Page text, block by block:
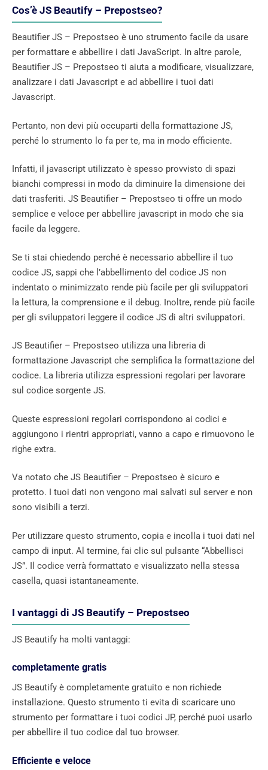
Cos’è JS Beautify – Prepostseo?
Beautifier JS – Prepostseo è uno strumento facile da usare
per formattare e abbellire i dati JavaScript. In altre parole,
Beautifier JS – Prepostseo ti aiuta a modificare, visualizzare,
analizzare i dati Javascript e ad abbellire i tuoi dati
Javascript.
Pertanto, non devi più occuparti della formattazione JS,
perché lo strumento lo fa per te, ma in modo efficiente.
Infatti, il javascript utilizzato è spesso provvisto di spazi
bianchi compressi in modo da diminuire la dimensione dei
dati trasferiti. JS Beautifier – Prepostseo ti offre un modo
semplice e veloce per abbellire javascript in modo che sia
facile da leggere.
Se ti stai chiedendo perché è necessario abbellire il tuo
codice JS, sappi che l’abbellimento del codice JS non
indentato o minimizzato rende più facile per gli sviluppatori
la lettura, la comprensione e il debug. Inoltre, rende più facile
per gli sviluppatori leggere il codice JS di altri sviluppatori.
JS Beautifier – Prepostseo utilizza una libreria di
formattazione Javascript che semplifica la formattazione del
codice. La libreria utilizza espressioni regolari per lavorare
sul codice sorgente JS.
Queste espressioni regolari corrispondono ai codici e
aggiungono i rientri appropriati, vanno a capo e rimuovono le
righe extra.
Va notato che JS Beautifier – Prepostseo è sicuro e
protetto. I tuoi dati non vengono mai salvati sul server e non
sono visibili a terzi.
Per utilizzare questo strumento, copia e incolla i tuoi dati nel
campo di input. Al termine, fai clic sul pulsante “Abbellisci
JS”. Il codice verrà formattato e visualizzato nella stessa
casella, quasi istantaneamente.
I vantaggi di JS Beautify – Prepostseo
JS Beautify ha molti vantaggi:
completamente gratis
JS Beautify è completamente gratuito e non richiede
installazione. Questo strumento ti evita di scaricare uno
strumento per formattare i tuoi codici JP, perché puoi usarlo
per abbellire il tuo codice dal tuo browser.
Efficiente e veloce